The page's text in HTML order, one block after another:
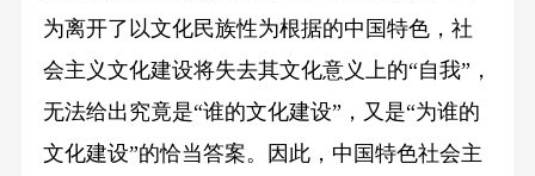
为离开了以文化民族性为根据的中国特色，社
会主义文化建设将失去其文化意义上的“自我”，
无法给出究竟是“谁的文化建设”，又是“为谁的
文化建设”的恰当答案。因此，中国特色社会主